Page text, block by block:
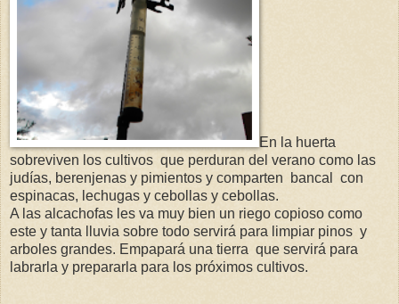
En la huerta
sobreviven los cultivos que perduran del verano como las
judías, berenjenas y pimientos y comparten bancal con
espinacas, lechugas y cebollas y cebollas.
A las alcachofas les va muy bien un riego copioso como
este y tanta lluvia sobre todo servirá para limpiar pinos y
arboles grandes. Empapará una tierra que servirá para
labrarla y prepararla para los próximos cultivos.